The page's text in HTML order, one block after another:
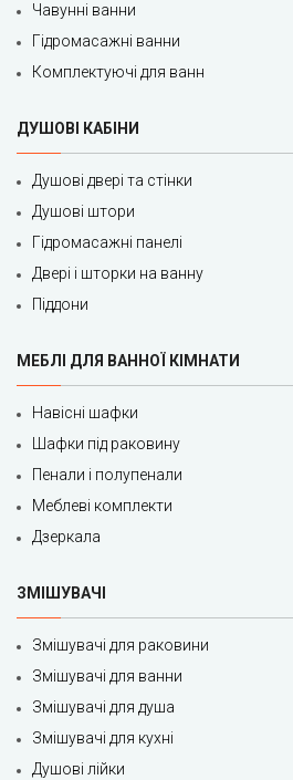
Чавунні ванни
Гідромасажні ванни
Комплектуючі для ванн
ДУШОВІ КАБІНИ
Душові двері та стінки
Душові штори
Гідромасажні панелі
Двері і шторки на ванну
Піддони
МЕБЛІ ДЛЯ ВАННОЇ КІМНАТИ
Навісні шафки
Шафки під раковину
Пенали і полупенали
Меблеві комплекти
Дзеркала
ЗМІШУВАЧІ
Змішувачі для раковини
Змішувачі для ванни
Змішувачі для душа
Змішувачі для кухні
Душові лійки